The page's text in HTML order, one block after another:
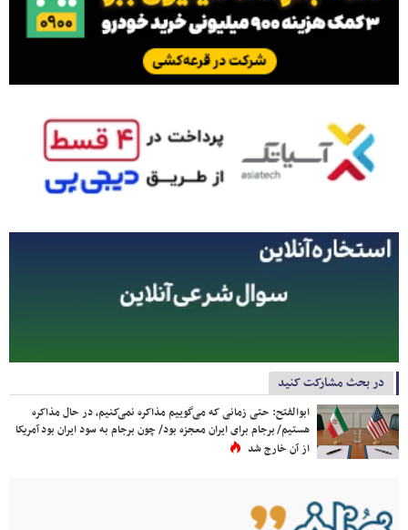
در بحث مشارکت کنید
ابوالفتح: حتی زمانی که می‌گوییم مذاکره نمی‌کنیم، در حال مذاکره
هستیم/ برجام برای ایران معجزه بود/ چون برجام به سود ایران بود آمریکا
از آن خارج شد